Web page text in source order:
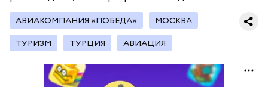
АВИАКОМПАНИЯ «ПОБЕДА» МОСКВА
ТУРИЗМ ТУРЦИЯ АВИАЦИЯ
усыпальница всем известного вождя советского
народа Владимира Ильича Ленина. Он находится в
самом центре Красной площади. Более того,
мавзолей Ленина является одним из важных